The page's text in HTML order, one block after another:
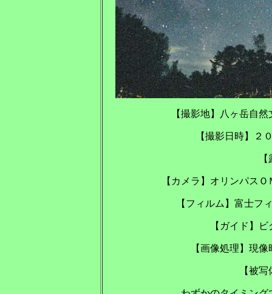
【撮影地】八ヶ
【撮影日時】２
【カメラ】オリンパス
【フィルム】富士
【ガイド】
【画像処理】現
【被